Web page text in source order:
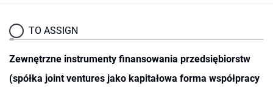
TO ASSIGN
Zewnętrzne instrumenty finansowania przedsiębiorstw
(spółka joint ventures jako kapitałowa forma współpracy